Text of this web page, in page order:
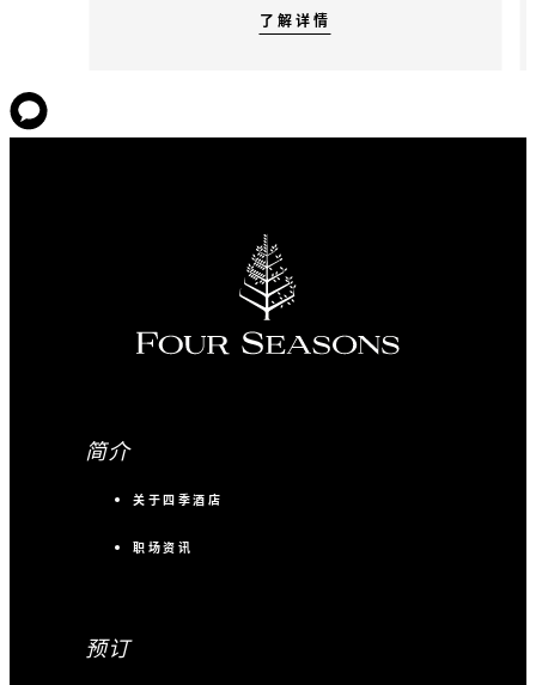
了解详情
简介
关于四季酒店
职场资讯
预订